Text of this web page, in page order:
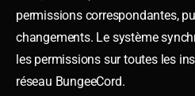
permissions correspondantes,
changements. Le système
les permissions sur toutes les
réseau BungeeCord.